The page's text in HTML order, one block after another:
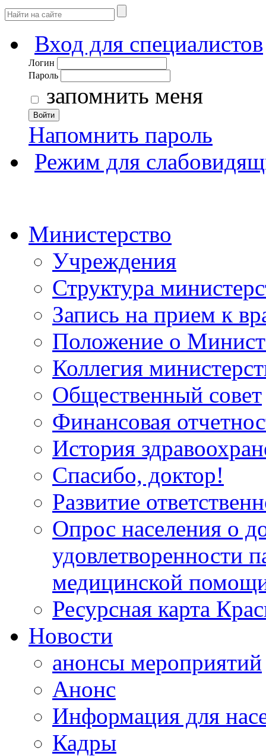
Вход для специалистов
Логин
Пароль
запомнить меня
Войти
Напомнить пароль
Режим для
Министерство
Учреждения
Структура
Запись на прием к
Положение о
Коллегия
Общественный совет
Финансовая
История
Спасибо, доктор!
Развитие
Опрос населения о
удовлетворенности
медицинской
Ресурсная карта
Новости
анонсы мероприятий
Анонс
Информация для
Кадры